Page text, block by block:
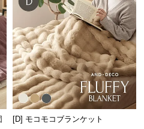
[D] モコモコブランケット